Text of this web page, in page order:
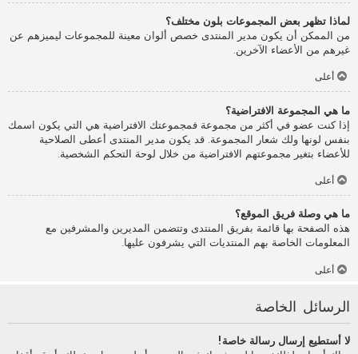
لماذا تظهر بعض المجموعات بلون مختلف؟
من الممكن أن يكون مدير المنتدى خصص ألوان معينة للمجموعات ليميزهم عن
غيرهم من الأعضاء الآخرين.
أعلى
ما هي المجموعة الافتراضية؟
إذا كنت عضو في أكثر من مجموعة فمجموعتك الافتراضية هي التي يكون اسمك
بنفس لونها ولك شعار المجموعة. قد يكون مدير المنتدى أعطى الصلاحية
للأعضاء بتغير مجموعتهم الافتراضية من خلال لوحة التحكم الشخصية.
أعلى
ما هي وصلة فريق الموقع؟
هذه الصفحة بها قائمة بفريق المنتدى وتتضمن المديرين والمشرفين مع
المعلومات الخاصة بهم المنتديات التي يشرفون عليها.
أعلى
الرسائل الخاصة
لا أستطيع إرسال رسالة خاصة!